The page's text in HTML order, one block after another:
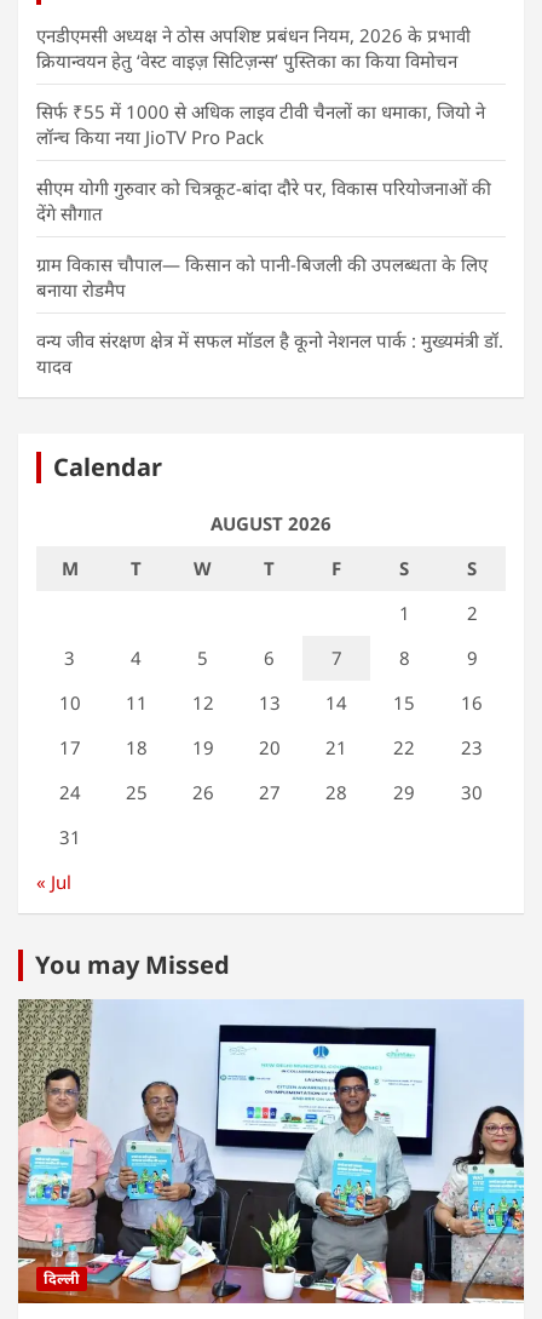
एनडीएमसी अध्यक्ष ने ठोस अपशिष्ट प्रबंधन नियम, 2026 के प्रभावी
क्रियान्वयन हेतु ‘वेस्ट वाइज़ सिटिज़न्स’ पुस्तिका का किया विमोचन
सिर्फ ₹55 में 1000 से अधिक लाइव टीवी चैनलों का धमाका, जियो ने
लॉन्च किया नया JioTV Pro Pack
सीएम योगी गुरुवार को चित्रकूट-बांदा दौरे पर, विकास परियोजनाओं की
देंगे सौगात
ग्राम विकास चौपाल— किसान को पानी-बिजली की उपलब्धता के लिए
बनाया रोडमैप
वन्य जीव संरक्षण क्षेत्र में सफल मॉडल है कूनो नेशनल पार्क : मुख्यमंत्री डॉ.
यादव
Calendar
AUGUST 2026
M
T W T F S
S
1
2
3
4 5 6 7 8
9
10
11 12 13 14 15
16
17
18 19 20 21 22
23
24
25 26 27 28 29
30
31
« Jul
You may Missed
दिल्ली